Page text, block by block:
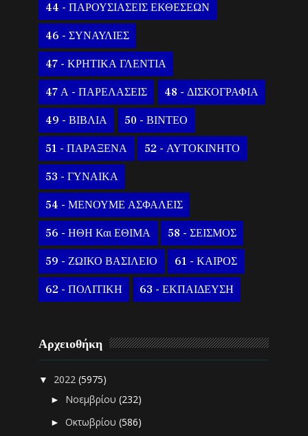
44 - ΠΑΡΟΥΣΙΑΣΕΙΣ ΕΚΘΕΣΕΩΝ
46 - ΣΥΝΑΥΛΙΕΣ
47 - ΚΡΗΤΙΚΑ ΓΛΕΝΤΙΑ
47 Α - ΠΑΡΕΛΑΣΕΙΣ 48 - ΔΙΣΚΟΓΡΑΦΙΑ
49 - ΒΙΒΛΙΑ 50 - ΒΙΝΤΕΟ
51 - ΠΑΡΑΞΕΝΑ 52 - ΑΥΤΟΚΙΝΗΤΟ
53 - ΓΥΝΑΙΚΑ
54 - ΜΕΝΟΥΜΕ ΑΣΦΑΛΕΙΣ
56 - ΗΘΗ Και ΕΘΙΜΑ 58 - ΣΕΙΣΜΟΣ
59 - ΖΩΙΚΟ ΒΑΣΙΛΕΙΟ 61 - ΚΑΙΡΟΣ
62 - ΠΟΛΙΤΙΚΗ 63 - ΕΚΠΑΙΔΕΥΣΗ
Αρχειοθήκη
▼ 2022(5975)
► Νοεμβρίου(232)
►Οκτωβρίου(586)